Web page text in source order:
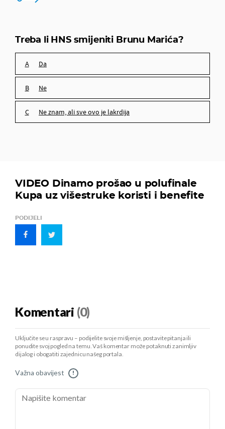
Treba li HNS smijeniti Brunu Marića?
Da
Ne
Ne znam, ali sve ovo je lakrdija
VIDEO Dinamo prošao u polufinale
Kupa uz višestruke koristi i benefite
PODIJELI
Komentari (0)
Uključite se u raspravu – podijelite svoje mišljenje, postavite pitanja ili
ponudite svoj pogled na temu. Vaš komentar može potaknuti zanimljiv
dijalog i obogatiti zajednicu našeg portala.
Važna obavijest !